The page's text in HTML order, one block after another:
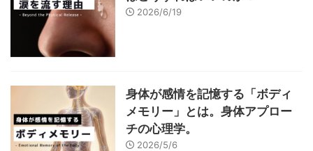
2026/6/19
身体が感情を記憶する「ボディ
メモリー」とは。身体アプロー
チの心理学。
2026/5/6